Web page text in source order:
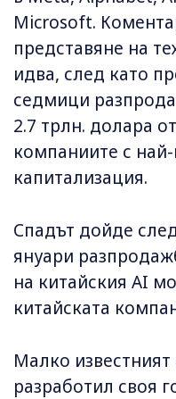
Microsoft.
представяне на
идва, след като
седмици
2.7 трлн. долара
компаниите с
капитализация.
Спадът дойде
януари
на китайския AI
китайската
Малко известният
разработил своя